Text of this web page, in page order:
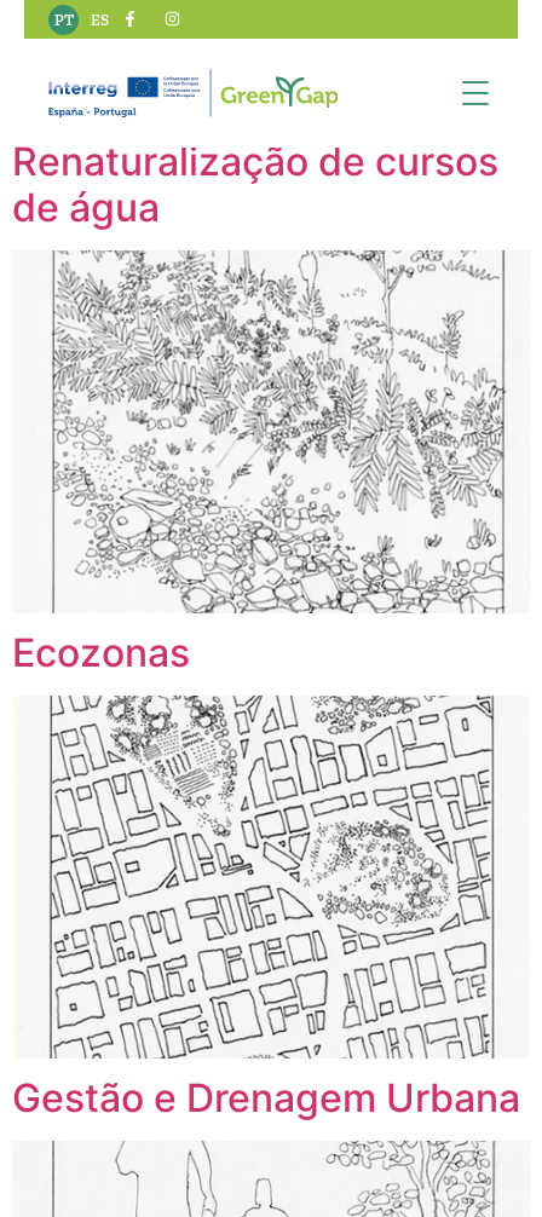
PT ES
Tipo de ação SBN:
Restauro
Renaturalização de cursos
de água
Ecozonas
Gestão e Drenagem Urbana